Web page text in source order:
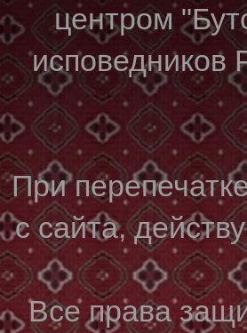
центром
исповедников
При
с сайта,
Все права